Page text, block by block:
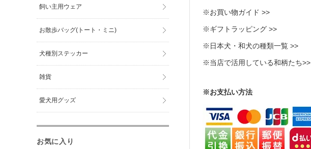
※お買い物ガイド >>
※ギフトラッピング >>
※日本犬・和犬の種類一覧 >>
※当店で活用している和柄たち>>
※お支払い方法
飼い主用ウェア
お散歩バッグ(トート・ミニ)
犬種別ステッカー
雑貨
愛犬用グッズ
お気に入り